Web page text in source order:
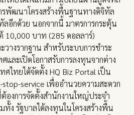
รพัฒนาโครงสร้างพื้นฐานทางดิจิทัล
อีกด้วย นอกจากนี้ มาตรการกระตุ้น
10,000 บาท (285 ดอลลาร์)
วางรากฐาน สําหรับระบบการชําระ
และเปิดโอกาสรับการลงทุนจากต่าง
ศไทยได้จัดตั้ง HQ Biz Portal เป็น
stop-service เพื่ออำนวยความสะดวก
องการจัดตั้งสํานักงานใหญ่ประจํา
ทั้ง รัฐบาลได้ลงทุนในโครงสร้างพื้น